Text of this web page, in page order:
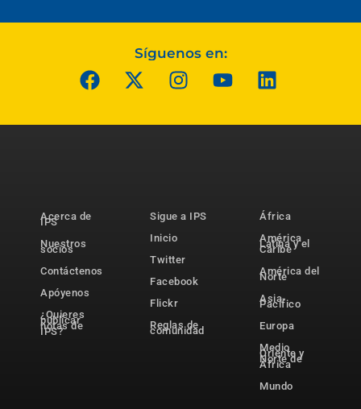
Síguenos en:
Acerca de
IPS
Nuestros
socios
Contáctenos
Apóyenos
¿Quieres
publicar
notas de
IPS?
Sigue a IPS
Inicio
Twitter
Facebook
Flickr
Reglas de
comunidad
África
América
Latina y el
Caribe
América del
Norte
Asia-
Pacífico
Europa
Medio
Oriente y
Norte de
África
Mundo